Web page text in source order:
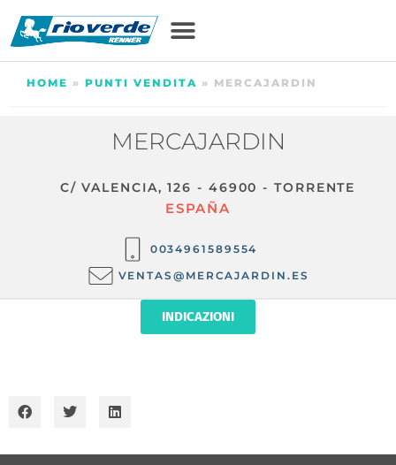
HOME » PUNTI VENDITA » MERCAJARDIN
MERCAJARDIN
C/ VALENCIA, 126 - 46900 - TORRENTE
ESPAÑA
0034961589554
VENTAS@MERCAJARDIN.ES
INDICAZIONI